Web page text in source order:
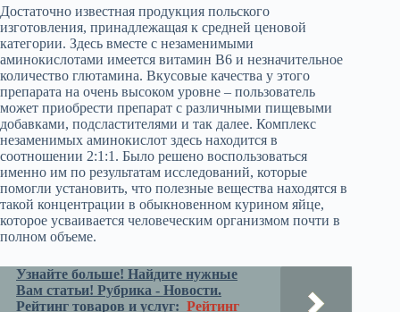
Достаточно известная продукция польского
изготовления, принадлежащая к средней ценовой
категории. Здесь вместе с незаменимыми
аминокислотами имеется витамин В6 и незначительное
количество глютамина. Вкусовые качества у этого
препарата на очень высоком уровне – пользователь
может приобрести препарат с различными пищевыми
добавками, подсластителями и так далее. Комплекс
незаменимых аминокислот здесь находится в
соотношении 2:1:1. Было решено воспользоваться
именно им по результатам исследований, которые
помогли установить, что полезные вещества находятся в
такой концентрации в обыкновенном курином яйце,
которое усваивается человеческим организмом почти в
полном объеме.
Узнайте больше! Найдите нужные
Вам статьи! Рубрика - Новости.
Рейтинг товаров и услуг: Рейтинг